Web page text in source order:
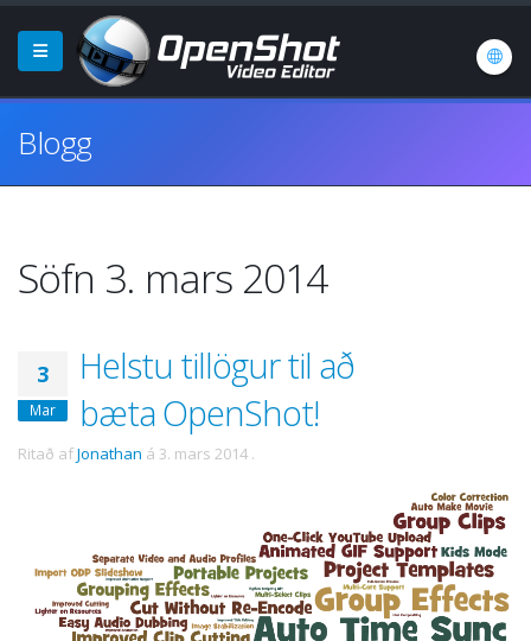
Blogg
Söfn 3. mars 2014
3
Mar
Helstu tillögur til að
bæta OpenShot!
Ritað afJonathan á 3. mars 2014 .